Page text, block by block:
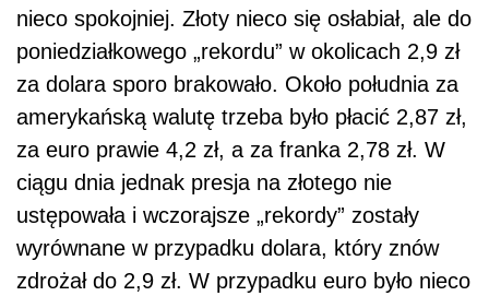
nieco spokojniej. Złoty nieco się osłabiał, ale do
poniedziałkowego „rekordu” w okolicach 2,9 zł
za dolara sporo brakowało. Około południa za
amerykańską walutę trzeba było płacić 2,87 zł,
za euro prawie 4,2 zł, a za franka 2,78 zł. W
ciągu dnia jednak presja na złotego nie
ustępowała i wczorajsze „rekordy” zostały
wyrównane w przypadku dolara, który znów
zdrożał do 2,9 zł. W przypadku euro było nieco